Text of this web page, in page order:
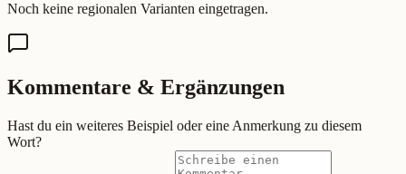
Noch keine regionalen Varianten eingetragen.
Kommentare & Ergänzungen
Hast du ein weiteres Beispiel oder eine Anmerkung zu diesem
Wort?